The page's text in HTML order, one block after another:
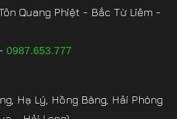
Quang Phiệt - Bắc Từ Liêm -
0987.653.777
Hạ Lý, Hồng Bàng, Hải Phòng